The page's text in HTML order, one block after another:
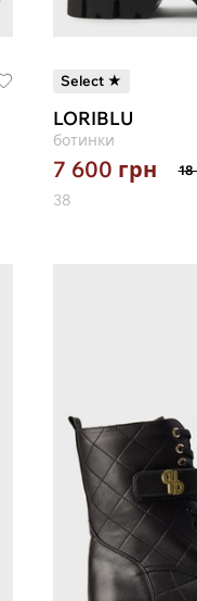
Select ★
LORIBLU
ботинки
7 600 грн 18
38